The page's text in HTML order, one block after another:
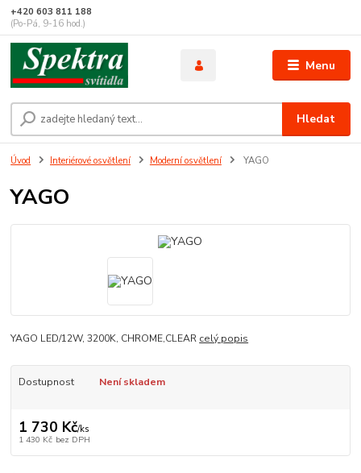
Menu
Hledat
+420 603 811 188
(Po-Pá, 9-16 hod.)
Úvod Interiérové osvětlení Moderní osvětlení YAGO
YAGO
YAGO LED/12W, 3200K, CHROME,CLEAR celý popis
Dostupnost Není skladem
1 730 Kč/ks
1 430 Kč bez DPH